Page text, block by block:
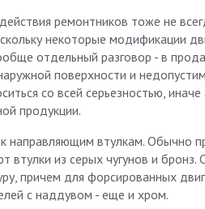
ремонтников тоже не
некоторые модификации
отдельный разговор - в
поверхности и
со всей серьезностью,
продукции.
направляющим втулкам. Обычно
втулки из серых чугунов и
причем для форсированных
с наддувом - еще и хром.